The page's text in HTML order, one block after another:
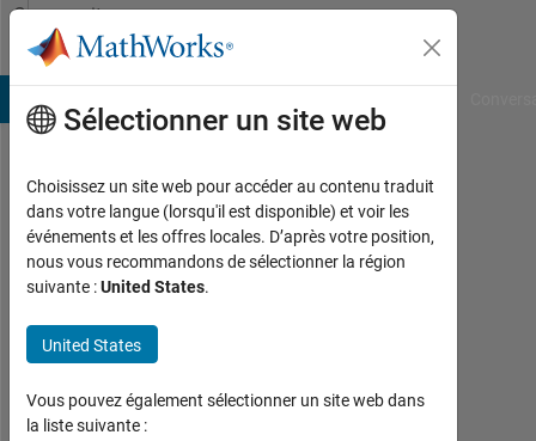
Passer au contenu
Community
Profile
sudeep
Last
seen:
plus
de 2
ans il
|
Actif
Sélectionner un site web
Choisissez un site web pour accéder au contenu traduit
dans votre langue (lorsqu'il est disponible) et voir les
événements et les offres locales. D’après votre position,
nous vous recommandons de sélectionner la région
suivante :United States.
United States
Vous pouvez également sélectionner un site web dans
la liste suivante :